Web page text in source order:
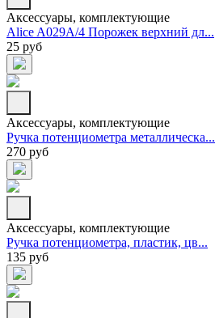
Аксессуары, комплектующие
Alice A029A/4 Порожек верхний дл...
25 руб
Аксессуары, комплектующие
Ручка потенциометра металлическа...
270 руб
Аксессуары, комплектующие
Ручка потенциометра, пластик, цв...
135 руб